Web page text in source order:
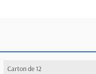
Carton de 12